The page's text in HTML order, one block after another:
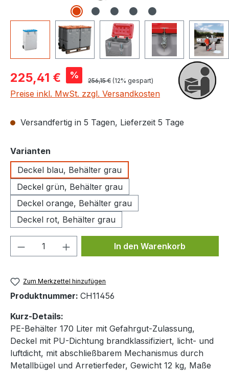
Verkaufspreis:
225,41 € % Regulärer Preis:
256,15 € (12% gespart)
Preise inkl. MwSt. zzgl. Versandkosten
Versandfertig in 5 Tagen, Lieferzeit 5 Tage
Varianten
Deckel blau, Behälter grau
Deckel grün, Behälter grau
Deckel orange, Behälter grau
Deckel rot, Behälter grau
Produkt Anzahl: Gib denIn den Warenkorb
Zum Merkzettel hinzufügen
Produktnummer: CH11456
Kurz-Details:
PE-Behälter 170 Liter mit Gefahrgut-Zulassung,
Deckel mit PU-Dichtung brandklassifiziert, licht- und
luftdicht, mit abschließbarem Mechanismus durch
Metallbügel und Arretierfeder, Gewicht 12 kg, Maße